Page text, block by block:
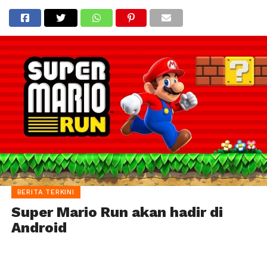
BERITA TERKINI
Super Mario Run akan hadir di
Android